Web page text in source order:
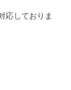
応しておりま